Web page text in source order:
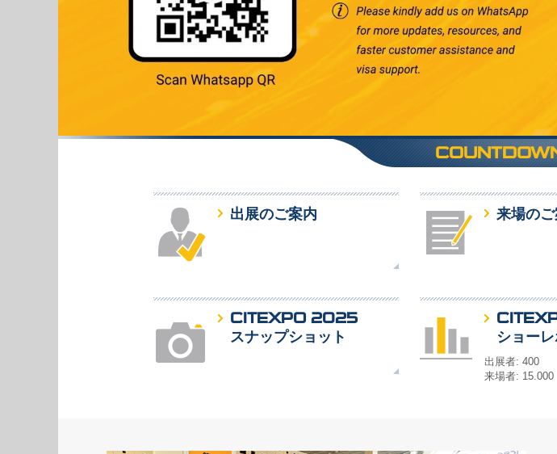
出展のご案内 来場の
CITEXPO 2025
スナップショット
ショー
出展者: 400
来場者: 15.000